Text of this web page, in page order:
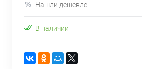
Нашли дешевле
В наличии